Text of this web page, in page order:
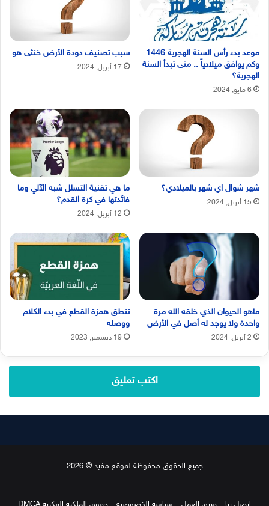
موعد بدء رأس السنة الهجرية 1446
وكم يوافق ميلادياً .. متى تبدأ السنة
الهجرية؟
6 مايو, 2024
سبب تصنيف دودة الأرض خنثى هو
17 أبريل, 2024
شهر شوال اي شهر بالميلادي؟
15 أبريل, 2024
ما هي تقنية التسلل شبه الآلي وما
فائدتها في كرة القدم؟
12 أبريل, 2024
ماهو الحيوان الذي خلقه الله مرة
واحدة ولا يوجد له أصل في الأرض
2 أبريل, 2024
تنطق همزة القطع في بدء الكلام
ووصله
19 ديسمبر, 2023
اكتب تعليق
جميع الحقوق محفوظة لموقع مفيد © 2026